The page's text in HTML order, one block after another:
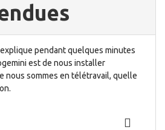
pendant quelques minutes
est de nous installer
nous sommes en télétravail, quelle